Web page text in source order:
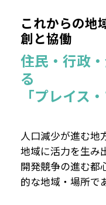
これからの地
創と協働
住民・行政
る
「プレイス
人口減少が進む地
地域に活力を生み
開発競争の進む都
的な地域・場所で